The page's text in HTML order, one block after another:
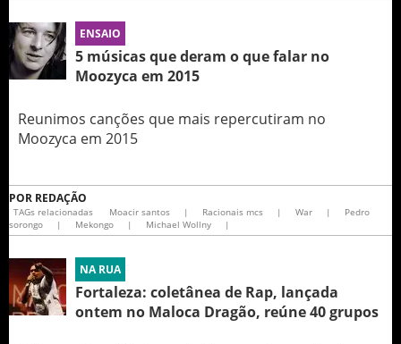
ENSAIO
5 músicas que deram o que falar no
Moozyca em 2015
Reunimos canções que mais repercutiram no
Moozyca em 2015
POR REDAÇÃO
TAGs relacionadas Moacir santos | Racionais mcs | War |
Pedro
sorongo
| Mekongo | Michael Wollny |
NA RUA
Fortaleza: coletânea de Rap, lançada
ontem no Maloca Dragão, reúne 40 grupos